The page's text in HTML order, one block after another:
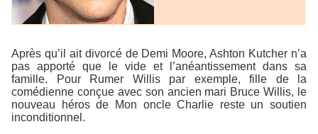
Après qu’il ait divorcé de Demi Moore, Ashton Kutcher n’a
pas apporté que le vide et l’anéantissement dans sa
famille. Pour Rumer Willis par exemple, fille de la
comédienne conçue avec son ancien mari Bruce Willis, le
nouveau héros de
Mon oncle Charlie reste un soutien
inconditionnel.